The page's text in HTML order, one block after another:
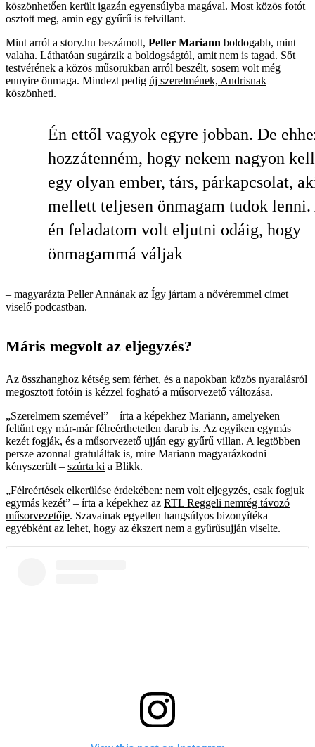
köszönhetően került igazán egyensúlyba magával. Most közös fotót
osztott meg, amin egy gyűrű is felvillant.
Mint arról a story.hu beszámolt, Peller Mariann boldogabb, mint
valaha. Láthatóan sugárzik a boldogságtól, amit nem is tagad. Sőt
testvérének a közös műsorukban arról beszélt, sosem volt még
ennyire önmaga. Mindezt pedig új szerelmének, Andrisnak
köszönheti.
Én ettől vagyok egyre jobban. De
hozzátenném, hogy nekem nagyon
egy olyan ember, társ, párkapcsolat,
mellett teljesen önmagam tudok lenni.
én feladatom volt eljutni odáig, hogy
önmagammá váljak
– magyarázta Peller Annának az Így jártam a nővéremmel címet
viselő podcastban.
Máris megvolt az eljegyzés?
Az összhanghoz kétség sem férhet, és a napokban közös nyaralásról
megosztott fotóin is kézzel fogható a műsorvezető változása.
„Szerelmem szemével” – írta a képekhez Mariann, amelyeken
feltűnt egy már-már félreérthetetlen darab is. Az egyiken egymás
kezét fogják, és a műsorvezető ujján egy gyűrű villan. A legtöbben
persze azonnal gratuláltak is, mire Mariann magyarázkodni
kényszerült – szúrta ki a Blikk.
„Félreértések elkerülése érdekében: nem volt eljegyzés, csak fogjuk
egymás kezét” – írta a képekhez az RTL Reggeli nemrég távozó
műsorvezetője. Szavainak egyetlen hangsúlyos bizonyítéka
egyébként az lehet, hogy az ékszert nem a gyűrűsujján viselte.